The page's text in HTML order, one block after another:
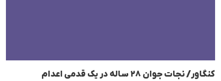
کنگاور/ نجات جوان ٢٨ سالە در یک قدمی اعدام